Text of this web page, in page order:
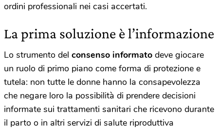
ordini professionali nei casi accertati.
La prima soluzione è l’informazione
Lo strumento del consenso informato deve giocare
un ruolo di primo piano come forma di protezione e
tutela: non tutte le donne hanno la consapevolezza
che negare loro la possibilità di prendere decisioni
informate sui trattamenti sanitari che ricevono durante
il parto o in altri servizi di salute riproduttiva